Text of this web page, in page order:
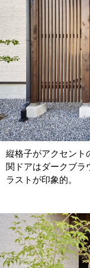
縦格子がアクセント
関ドアはダークブラ
ラストが印象的。